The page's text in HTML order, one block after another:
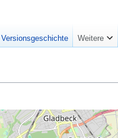
Versionsgeschichte Weitere